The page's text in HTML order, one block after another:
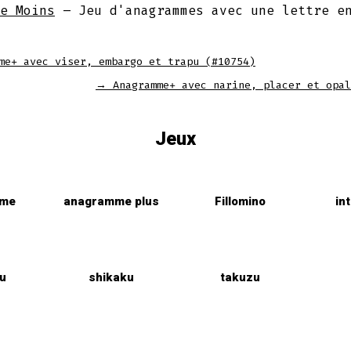
Moins – Jeu d'anagrammes avec une lettre
avec viser, embargo et trapu (#10754)
→
Anagramme+ avec narine, placer et
Jeux
anagramme plus Fillomino
shikaku takuzu